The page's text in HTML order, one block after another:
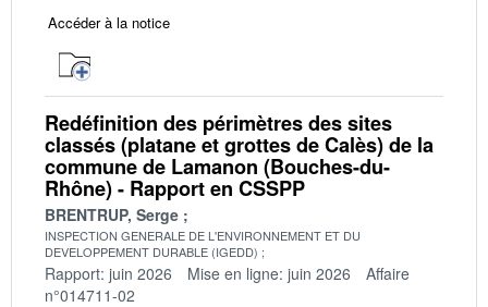
Accéder à la notice
Redéfinition des périmètres des sites
classés (platane et grottes de Calès) de la
commune de Lamanon (Bouches-du-
Rhône) - Rapport en CSSPP
BRENTRUP, Serge
INSPECTION GENERALE DE L'ENVIRONNEMENT ET DU
DEVELOPPEMENT DURABLE (IGEDD)
Rapport: juin 2026 Mise en ligne: juin 2026
Affaire
n°014711-02